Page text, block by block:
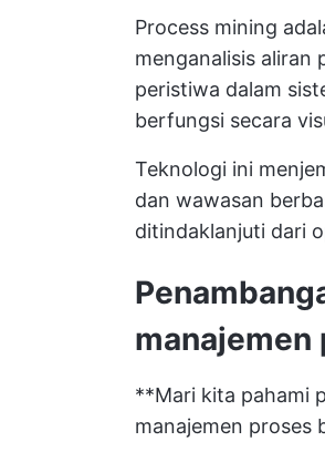
Process mining
menganalisis aliran
peristiwa dalam
berfungsi secara
Teknologi ini
dan wawasan
ditindaklanjuti dari
manajemen
**Mari kita pahami
manajemen proses